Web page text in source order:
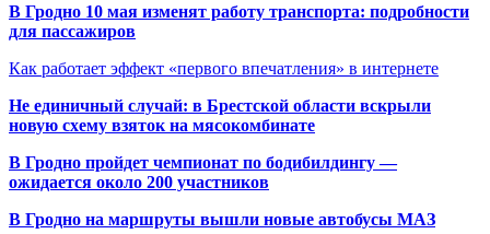
В Гродно 10 мая изменят работу транспорта: подробности
для пассажиров
Как работает эффект «первого впечатления» в интернете
Не единичный случай: в Брестской области вскрыли
новую схему взяток на мясокомбинате
В Гродно пройдет чемпионат по бодибилдингу —
ожидается около 200 участников
В Гродно на маршруты вышли новые автобусы МАЗ